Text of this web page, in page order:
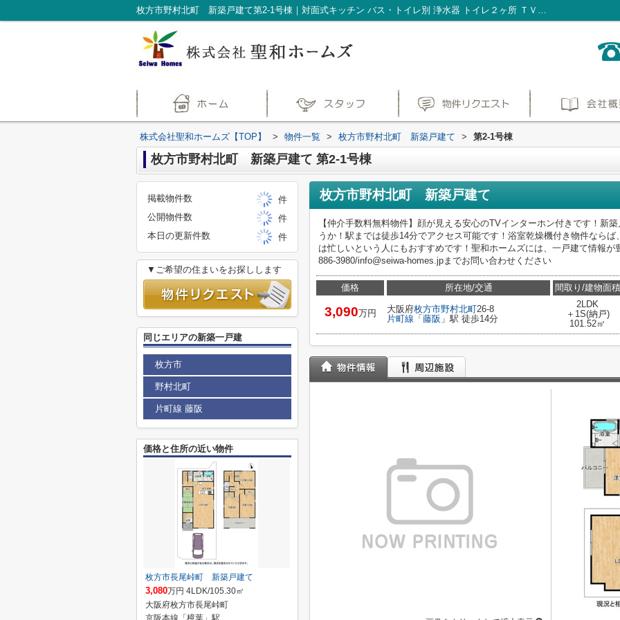
枚方市野村北町 新築戸建て第2-1号棟｜対面式キッチン バス・トイレ別 浄水器 トイレ２ヶ所 ＴＶモニタ付インターホン｜枚方市・交野市にある仲介手数料無料の不動産は聖和ホームズ
株式会社聖和ホームズ【TOP】 > 物件一覧 > 枚方市野村北町 新築戸建て > 第2-1号棟
枚方市野村北町 新築戸建て 第2-1号棟
枚方市野村北町 新築戸建て
【仲介手数料無料物件】顔が見える安心のTVインターホン付きです！新
うか！駅までは徒歩14分でアクセス可能です！浴室乾燥機付き物件なら
は忙しいという人にもおすすめです！聖和ホームズには、一戸建て情報
886-3980/info@seiwa-homes.jpまでお問い合わせください
価格
3,090万円
所在地/交通
大阪府枚方市野村北町26-8
片町線 「 藤阪 」駅 徒歩14分
間取り/建物面積
2LDK
＋1S(納戸)
101.52㎡
掲載物件数
件
公開物件数
件
本日の更新件数
件
▼ご希望の住まいをお探しします
同じエリアの新築一戸建
枚方市
野村北町
片町線 藤阪
価格と住所の近い物件
枚方市長尾峠町 新築戸建て
3,080万円 4LDK/105.30㎡
大阪府枚方市長尾峠町
京阪本線「樟葉」駅